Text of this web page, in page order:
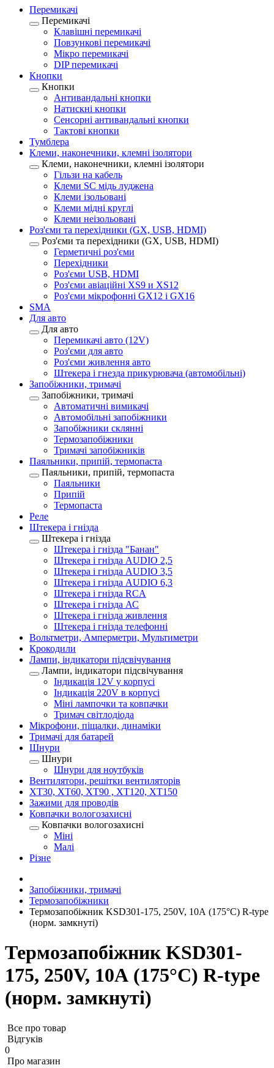
Перемикачі
Перемикачі
Клавішні перемикачі
Повзункові перемикачі
Мікро перемикачі
DIP перемикачі
Кнопки
Кнопки
Антивандальні кнопки
Натискні кнопки
Сенсорні антивандальні кнопки
Тактові кнопки
Тумблера
Клеми, наконечники, клемні ізолятори
Клеми, наконечники, клемні ізолятори
Гільзи на кабель
Клеми SC мідь луджена
Клеми ізольовані
Клеми мідні круглі
Клеми неізольовані
Роз'єми та перехідники (GX, USB, HDMI)
Роз'єми та перехідники (GX, USB, HDMI)
Герметичні роз'єми
Перехідники
Роз'єми USB, HDMI
Роз'єми авіаційні XS9 и XS12
Роз'єми мікрофонні GX12 і GX16
SMA
Для авто
Для авто
Перемикачі авто (12V)
Роз'єми для авто
Роз'єми живлення авто
Штекера і гнезда прикурювача (автомобільні)
Запобіжники, тримачі
Запобіжники, тримачі
Автоматичні вимикачі
Автомобільні запобіжники
Запобіжники склянні
Термозапобіжники
Тримачі запобіжників
Паяльники, припій, термопаста
Паяльники, припій, термопаста
Паяльники
Припій
Термопаста
Реле
Штекера і гнізда
Штекера і гнізда
Штекера і гнізда "Банан"
Штекера і гнізда AUDIO 2,5
Штекера і гнізда AUDIO 3,5
Штекера і гнізда AUDIO 6,3
Штекера і гнізда RCA
Штекера і гнізда АС
Штекера і гнізда живлення
Штекера і гнізда телефонні
Вольтметри, Амперметри, Мультиметри
Крокодили
Лампи, індикатори підсвічування
Лампи, індикатори підсвічування
Індикація 12V у корпусі
Індикація 220V в корпусі
Міні лампочки та ковпачки
Тримач світлодіода
Мікрофони, піщалки, динаміки
Тримачі для батарей
Шнури
Шнури
Шнури для ноутбуків
Вентилятори, решітки вентиляторів
XT30, XT60, XT90 , XT120, XT150
Зажими для проводів
Ковпачки вологозахисні
Ковпачки вологозахисні
Міні
Малі
Різне
Запобіжники, тримачі
Термозапобіжники
Термозапобіжник KSD301-175, 250V, 10А (175°C) R-type
(норм. замкнуті)
Термозапобіжник KSD301-
175, 250V, 10А (175°C) R-type
(норм. замкнуті)
Все про товар
Відгуків
0
Про магазин